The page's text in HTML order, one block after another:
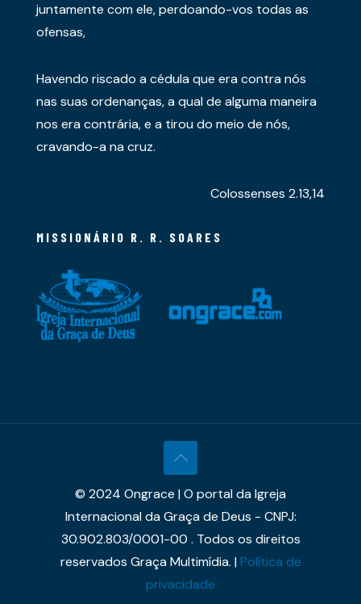
juntamente com ele, perdoando-vos todas as
ofensas,
Havendo riscado a cédula que era contra nós
nas suas ordenanças, a qual de alguma maneira
nos era contrária, e a tirou do meio de nós,
cravando-a na cruz.
Colossenses 2.13,14
MISSIONÁRIO R. R. SOARES
© 2024 Ongrace | O portal da Igreja
Internacional da Graça de Deus - CNPJ:
30.902.803/0001-00 . Todos os direitos
reservados Graça Multimídia. |Política de
privacidade